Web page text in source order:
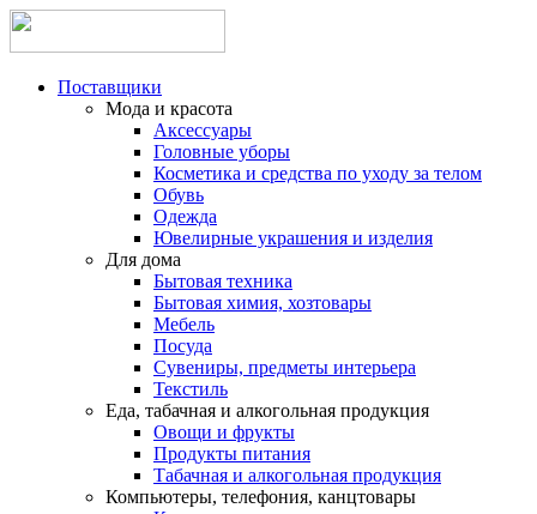
Поставщики
Мода и красота
Аксессуары
Головные уборы
Косметика и средства по уходу за телом
Обувь
Одежда
Ювелирные украшения и изделия
Для дома
Бытовая техника
Бытовая химия, хозтовары
Мебель
Посуда
Сувениры, предметы интерьера
Текстиль
Еда, табачная и алкогольная продукция
Овощи и фрукты
Продукты питания
Табачная и алкогольная продукция
Компьютеры, телефония, канцтовары